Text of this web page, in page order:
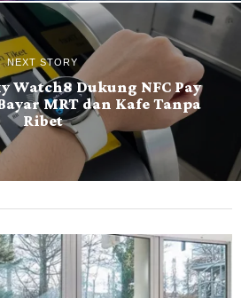
NEXT STORY
Watch8 Dukung NFC Pay
MRT dan Kafe Tanpa
Ribet